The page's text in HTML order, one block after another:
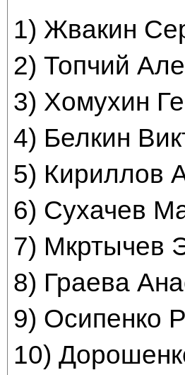
1) Жвакин
2) Топчий
3) Хомухин
4) Белкин
5) Кириллов
6) Сухачев
7) Мкртычев
8) Граева
9) Осипенко
10)